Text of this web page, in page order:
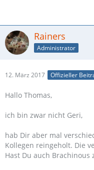
Rainers
Administrator
12. März 2017 Offizieller
Hallo Thomas,
ich bin zwar nicht Geri,
hab Dir aber mal
Kollegen reingeholt. Die
Hast Du auch Brachinous